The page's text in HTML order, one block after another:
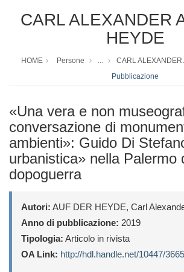
CARL ALEXANDER
HEYDE
HOME Persone ...
CARL
Pubblicazione
«Una vera e non
conversazione di
ambienti»: Guido Di
urbanistica» nella Palermo
dopoguerra
Autori: AUF DER HEYDE, Carl
Anno di pubblicazione: 2019
Tipologia: Articolo in rivista
OA Link: http://hdl.handle.net/10447/